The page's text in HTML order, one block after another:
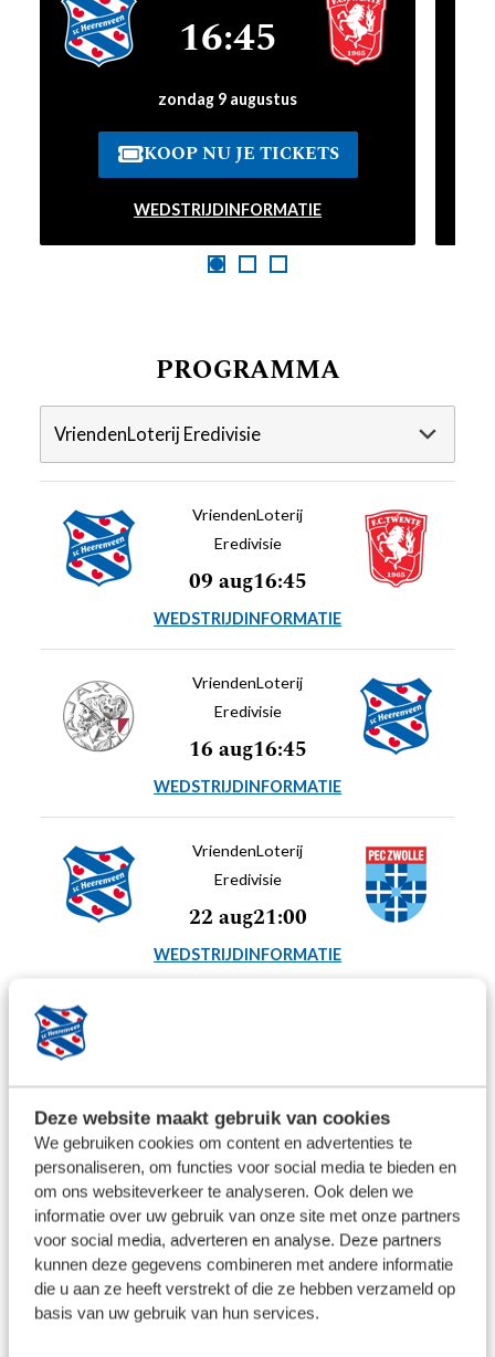
Deze website maakt gebruik van cookies
We gebruiken cookies om content en advertenties te
personaliseren, om functies voor social media te bieden en
om ons websiteverkeer te analyseren. Ook delen we
informatie over uw gebruik van onze site met onze partners
voor social media, adverteren en analyse. Deze partners
kunnen deze gegevens combineren met andere informatie
die u aan ze heeft verstrekt of die ze hebben verzameld op
basis van uw gebruik van hun services.
16:45
zondag 9 augustus
KOOP NU JE TICKETS
WEDSTRIJDINFORMATIE
PROGRAMMA
VriendenLoterij
Eredivisie
09 aug16:45
WEDSTRIJDINFORMATIE
VriendenLoterij
Eredivisie
16 aug16:45
WEDSTRIJDINFORMATIE
VriendenLoterij
Eredivisie
22 aug21:00
WEDSTRIJDINFORMATIE
30 aug14:30
WEDSTRIJDINFORMATIE
TOON MEER WEDSTRIJDEN